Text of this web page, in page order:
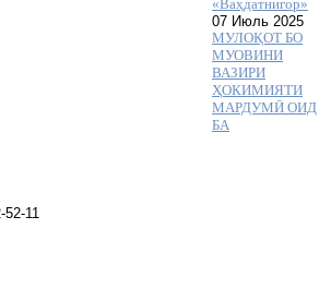
«Ваҳдатнигор»
07 Июль 2025
МУЛОҚОТ БО
МУОВИНИ
ВАЗИРИ
ҲОКИМИЯТИ
МАРДУМӢ ОИД
БА